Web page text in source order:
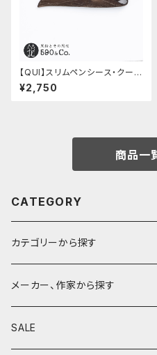
【QUI】スリムペンシース・クード
ゥー (ストーン)
¥2,750
商品一
CATEGORY
カテゴリーから探す
鉛筆
鉛筆補助軸
メーカー、作家から探す
590&Co.
SALE